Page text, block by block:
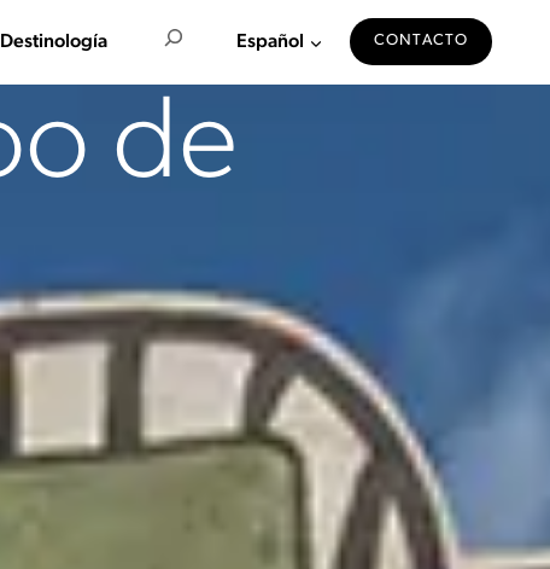
Destinología Buscar en Español CONTACTO
de